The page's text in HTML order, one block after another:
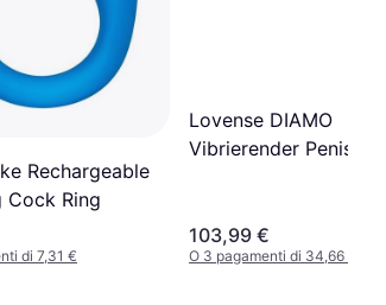
Rechargeable
Cock Ring
di 7,31 €
Lovense DIAMO
Vibrierender Penisring
103,99 €
O 3 pagamenti di 34,66 €